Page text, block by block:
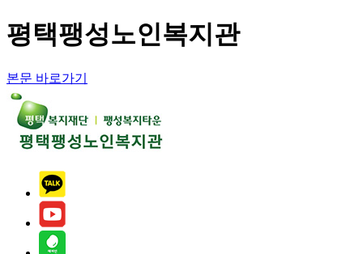
평택팽성노인복지관
본문 바로가기